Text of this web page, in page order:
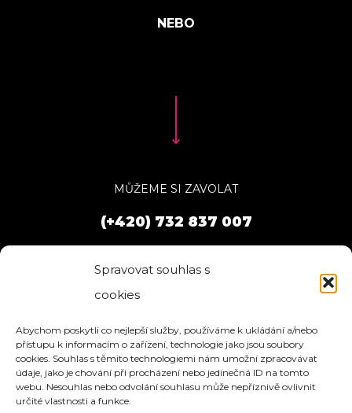
Spravovat souhlas s
cookies
Abychom poskytli co nejlepší služby, používáme k ukládání a/nebo
přístupu k informacím o zařízení, technologie jako jsou soubory
cookies. Souhlas s těmito technologiemi nám umožní zpracovávat
údaje, jako je chování při procházení nebo jedinečná ID na tomto
webu. Nesouhlas nebo odvolání souhlasu může nepříznivě ovlivnit
určité vlastnosti a funkce.
MŮŽEME SI ZAVOLAT
(+420) 732 837 007